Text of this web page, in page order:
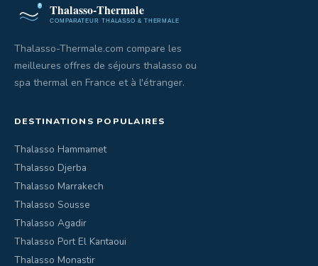
Thalasso-Thermale.com compare les
meilleures offres de séjours thalasso ou
spa thermal en France et à l'étranger.
DESTINATIONS POPULAIRES
Thalasso Hammamet
Thalasso Djerba
Thalasso Marrakech
Thalasso Sousse
Thalasso Agadir
Thalasso Port El Kantaoui
Thalasso Monastir